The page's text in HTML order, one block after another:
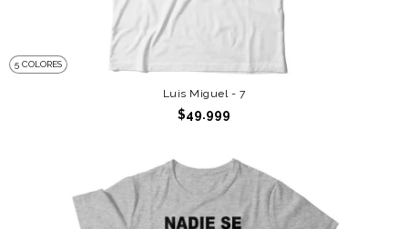
5 COLORES
Luis Miguel - 7
$49.999